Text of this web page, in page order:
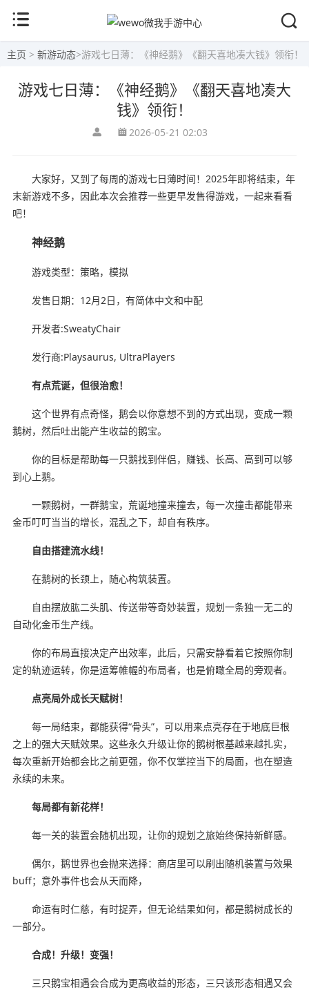
主页 > 新游动态>游戏七日薄：《神经鹅》《翻天喜地凑大钱》领衔！
游戏七日薄：《神经鹅》《翻天喜地凑大
钱》领衔！
2026-05-21 02:03
大家好，又到了每周的游戏七日薄时间！2025年即将结束，年
末新游戏不多，因此本次会推荐一些更早发售得游戏，一起来看看
吧！
神经鹅
游戏类型：策略，模拟
发售日期：12月2日，有简体中文和中配
开发者:SweatyChair
发行商:Playsaurus, UltraPlayers
有点荒诞，但很治愈！
这个世界有点奇怪，鹅会以你意想不到的方式出现，变成一颗
鹅树，然后吐出能产生收益的鹅宝。
你的目标是帮助每一只鹅找到伴侣，赚钱、长高、高到可以够
到心上鹅。
一颗鹅树，一群鹅宝，荒诞地撞来撞去，每一次撞击都能带来
金币叮叮当当的增长，混乱之下，却自有秩序。
自由搭建流水线！
在鹅树的长颈上，随心构筑装置。
自由摆放肱二头肌、传送带等奇妙装置，规划一条独一无二的
自动化金币生产线。
你的布局直接决定产出效率，此后，只需安静看着它按照你制
定的轨迹运转，你是运筹帷幄的布局者，也是俯瞰全局的旁观者。
点亮局外成长天赋树！
每一局结束，都能获得“骨头”，可以用来点亮存在于地底巨根
之上的强大天赋效果。这些永久升级让你的鹅树根基越来越扎实，
每次重新开始都会比之前更强，你不仅掌控当下的局面，也在塑造
永续的未来。
每局都有新花样！
每一关的装置会随机出现，让你的规划之旅始终保持新鲜感。
偶尔，鹅世界也会抛来选择：商店里可以刷出随机装置与效果
buff；意外事件也会从天而降，
命运有时仁慈，有时捉弄，但无论结果如何，都是鹅树成长的
一部分。
合成！升级！变强！
三只鹅宝相遇会合成为更高收益的形态，三只该形态相遇又会